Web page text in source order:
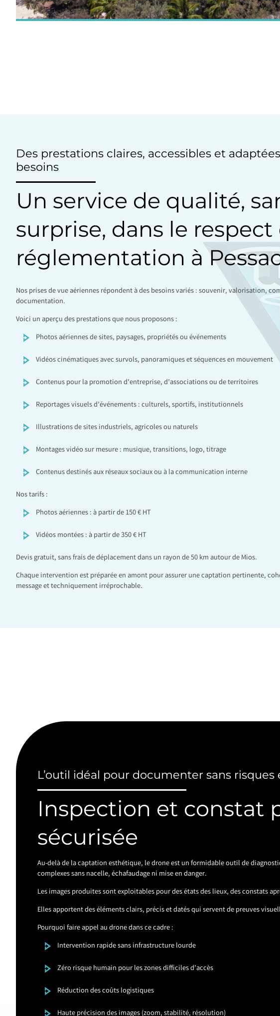
Des prestations claires, accessibles et
besoins
Un service de qualité,
surprise, dans le respect
réglementation à
Nos prises de vue aériennes répondent à des besoins variés : souvenir, valorisation,
documentation.
Voici un aperçu des prestations que nous proposons :
Photos aériennes de sites, paysages, propriétés ou événements
Vidéos cinématiques avec survols, panoramiques et séquences en mouvement
Contenus pour la promotion d’entreprise, d’associations ou de territoires
Reportages visuels d’événements : culturels, sportifs, institutionnels
Illustrations de sites industriels, agricoles ou naturels
Montages vidéo sur mesure : musique, transitions, logo, titrage
Contenus destinés aux réseaux sociaux ou à la communication interne
Nos tarifs :
Photos aériennes : à partir de 150 € HT
Vidéos montées : à partir de 350 € HT
Devis gratuit, sans frais de déplacement dans un rayon de 50 km autour de Mios.
Chaque intervention est préparée en amont pour assurer une captation pertinente,
message et techniquement irréprochable.
L’outil idéal pour documenter sans
Inspection et constat
sécurisée
Au-delà de la captation esthétique, le drone est un formidable outil de
complexes sans nacelle, échafaudage ni mise en danger.
Les images produites sont exploitables pour des états des lieux, des constats
Elles apportent des éléments clairs, précis et datés qui servent de preuves
Pourquoi faire appel au drone dans ce cadre :
Intervention rapide sans infrastructure lourde
Zéro risque humain pour les zones difficiles d’accès
Réduction des coûts logistiques
Haute précision des images (zoom, stabilité, résolution)